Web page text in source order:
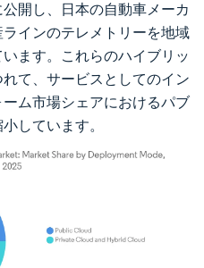
開し、日本の自動車メーカ
インのテレメトリーを地域
ます。これらのハイブリッ
て、サービスとしてのイン
ム市場シェアにおけるパブ
しています。